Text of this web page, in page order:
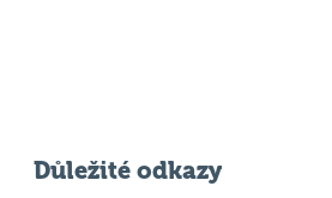
Důležité odkazy